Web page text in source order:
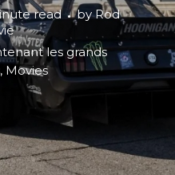
read byRod
les grands
, Movies